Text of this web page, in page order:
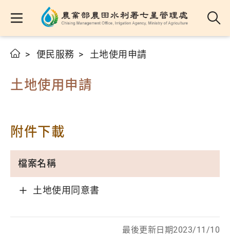
便民服務 土地使用申請
土地使用申請
附件下載
檔案名稱
土地使用同意書
最後更新日期2023/11/10